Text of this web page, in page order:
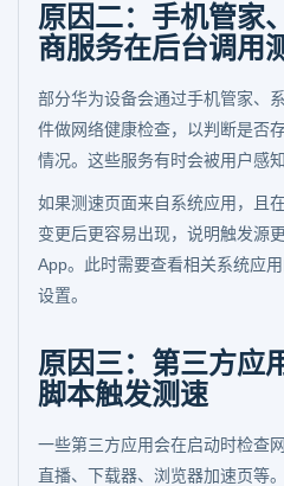
原因二：手机管家
商服务在后台调用
部分华为设备会通过手机管家、
件做网络健康检查，以判断是否
情况。这些服务有时会被用户感知
如果测速页面来自系统应用，且
变更后更容易出现，说明触发源
App。此时需要查看相关系统应
设置。
原因三：第三方应
脚本触发测速
一些第三方应用会在启动时检查
直播、下载器、浏览器加速页等